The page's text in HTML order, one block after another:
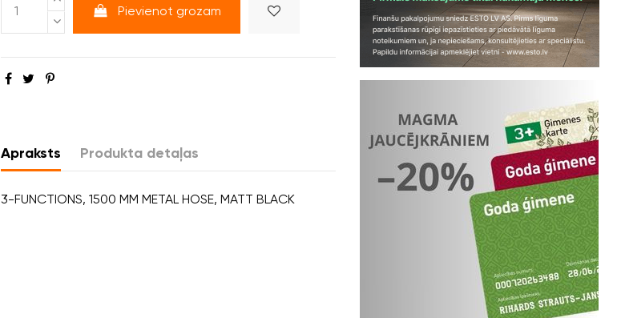
Pievienot grozam
Apraksts Produkta detaļas
3-FUNCTIONS, 1500 MM METAL HOSE, MATT BLACK